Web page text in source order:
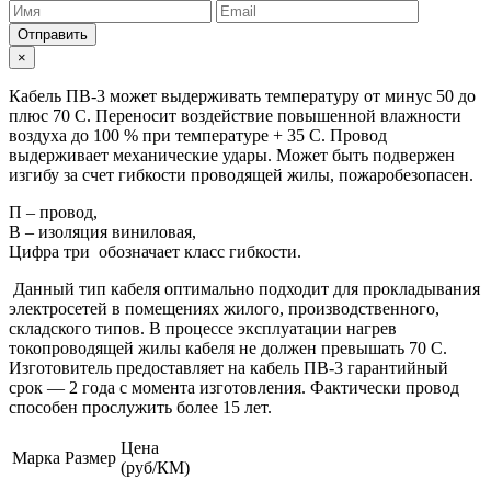
Отправить
×
Кабель ПВ-3 может выдерживать температуру от минус 50 до
плюс 70 С. Переносит воздействие повышенной влажности
воздуха до 100 % при температуре + 35 С. Провод
выдерживает механические удары. Может быть подвержен
изгибу за счет гибкости проводящей жилы, пожаробезопасен.
П – провод,
В – изоляция виниловая,
Цифра три обозначает класс гибкости.
Данный тип кабеля оптимально подходит для прокладывания
электросетей в помещениях жилого, производственного,
складского типов. В процессе эксплуатации нагрев
токопроводящей жилы кабеля не должен превышать 70 С.
Изготовитель предоставляет на кабель ПВ-3 гарантийный
срок — 2 года с момента изготовления. Фактически провод
способен прослужить более 15 лет.
Марка Размер
Цена
(руб/КМ)